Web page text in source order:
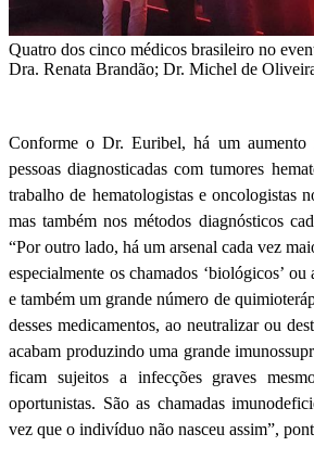
Quatro dos cinco médicos brasileiro no
Dra. Renata Brandão; Dr. Michel de
Conforme o Dr. Euribel, há um aumento
pessoas diagnosticadas com tumores
trabalho de hematologistas e oncologistas
mas também nos métodos diagnósticos
“Por outro lado, há um arsenal cada vez
especialmente os chamados ‘biológicos’
e também um grande número de
desses medicamentos, ao neutralizar ou
acabam produzindo uma grande
ficam sujeitos a infecções graves
oportunistas. São as chamadas
vez que o indivíduo não nasceu assim”,